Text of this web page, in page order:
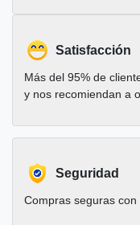
Satisfacción
Más del 95% de
y nos recomiendan a
Seguridad
Compras seguras con